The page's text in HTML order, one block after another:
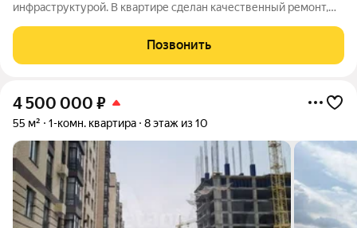
инфраструктурой. В квартире сделан качественный ремонт,
мебель и техника уже имеется. Рядом с домом находятся
остановки общественного
Позвонить
4 500 000 ₽
55 м² 1-комн. квартира 8 этаж из 10